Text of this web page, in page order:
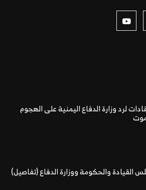
لرد وزارة الدفاع اليمنية على الهجوم
والحكومة ووزارة الدفاع (تفاصيل)